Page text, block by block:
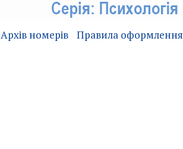
Архів номерів Правила оформлення